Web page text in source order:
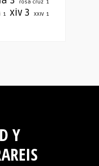
rosa cruz 1
1 xiv 3 XXIV 1
Y